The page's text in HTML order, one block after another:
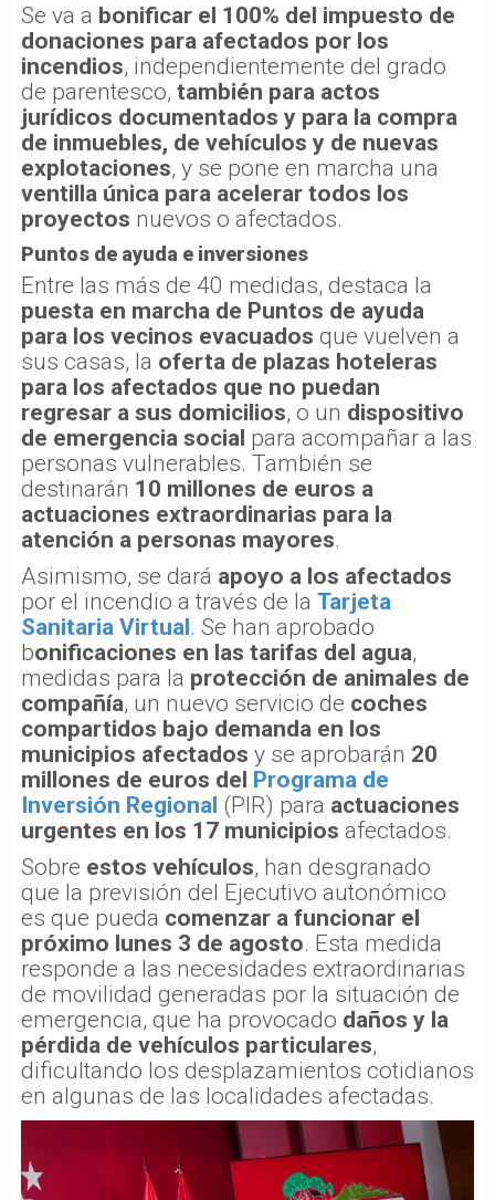
Se va a bonificar el 100% del impuesto de
donaciones para afectados por los
incendios, independientemente del grado
de parentesco, también para actos
jurídicos documentados y para la compra
de inmuebles, de vehículos y de nuevas
explotaciones, y se pone en marcha una
ventilla única para acelerar todos los
proyectos nuevos o afectados.
Puntos de ayuda e inversiones
Entre las más de 40 medidas, destaca la
puesta en marcha de Puntos de ayuda
para los vecinos evacuados que vuelven a
sus casas, la oferta de plazas hoteleras
para los afectados que no puedan
regresar a sus domicilios, o un dispositivo
de emergencia social para acompañar a las
personas vulnerables. También se
destinarán 10 millones de euros a
actuaciones extraordinarias para la
atención a personas mayores.
Asimismo, se dará apoyo a los afectados
por el incendio a través de la Tarjeta
Sanitaria Virtual. Se han aprobado
bonificaciones en las tarifas del agua,
medidas para la protección de animales de
compañía, un nuevo servicio de coches
compartidos bajo demanda en los
municipios afectados y se aprobarán 20
millones de euros del Programa de
Inversión Regional (PIR) para actuaciones
urgentes en los 17 municipios afectados.
Sobre estos vehículos, han desgranado
que la previsión del Ejecutivo autonómico
es que pueda comenzar a funcionar el
próximo lunes 3 de agosto. Esta medida
responde a las necesidades extraordinarias
de movilidad generadas por la situación de
emergencia, que ha provocado daños y la
pérdida de vehículos particulares,
dificultando los desplazamientos cotidianos
en algunas de las localidades afectadas.